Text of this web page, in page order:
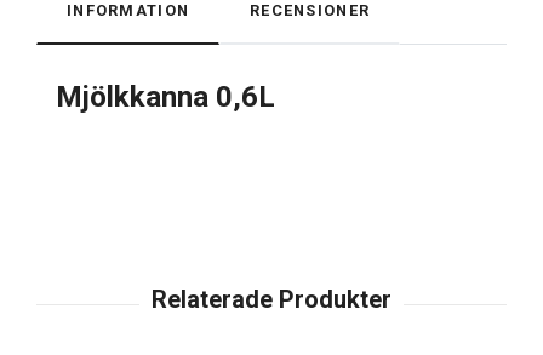
INFORMATION RECENSIONER
Mjölkkanna 0,6L